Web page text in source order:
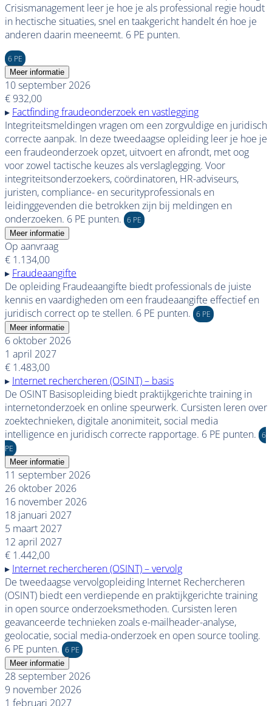
Crisismanagement leer je hoe je als professional regie houdt
in hectische situaties, snel en taakgericht handelt én hoe je
anderen daarin meeneemt. 6 PE punten.
6 PE
Meer informatie
10 september 2026
€ 932,00
▸ Factfinding fraudeonderzoek en vastlegging
Integriteitsmeldingen vragen om een zorgvuldige en juridisch
correcte aanpak. In deze tweedaagse opleiding leer je hoe je
een fraudeonderzoek opzet, uitvoert en afrondt, met oog
voor zowel tactische keuzes als verslaglegging. Voor
integriteitsonderzoekers, coördinatoren, HR-adviseurs,
juristen, compliance- en securityprofessionals en
leidinggevenden die betrokken zijn bij meldingen en
onderzoeken. 6 PE punten. 6 PE
Meer informatie
Op aanvraag
€ 1.134,00
▸ Fraudeaangifte
De opleiding Fraudeaangifte biedt professionals de juiste
kennis en vaardigheden om een fraudeaangifte effectief en
juridisch correct op te stellen. 6 PE punten. 6 PE
Meer informatie
6 oktober 2026
1 april 2027
€ 1.483,00
▸ Internet rechercheren (OSINT) – basis
De OSINT Basisopleiding biedt praktijkgerichte training in
internetonderzoek en online speurwerk. Cursisten leren over
zoektechnieken, digitale anonimiteit, social media
intelligence en juridisch correcte rapportage. 6 PE punten. 6
PE
Meer informatie
11 september 2026
26 oktober 2026
16 november 2026
18 januari 2027
5 maart 2027
12 april 2027
€ 1.442,00
▸ Internet rechercheren (OSINT) – vervolg
De tweedaagse vervolgopleiding Internet Rechercheren
(OSINT) biedt een verdiepende en praktijkgerichte training
in open source onderzoeksmethoden. Cursisten leren
geavanceerde technieken zoals e-mailheader-analyse,
geolocatie, social media-onderzoek en open source tooling.
6 PE punten. 6 PE
Meer informatie
28 september 2026
9 november 2026
1 februari 2027